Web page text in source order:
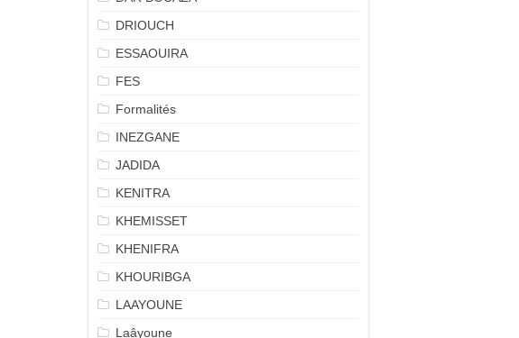
DRIOUCH
ESSAOUIRA
FES
Formalités
INEZGANE
JADIDA
KENITRA
KHEMISSET
KHENIFRA
KHOURIBGA
LAAYOUNE
Laâyoune